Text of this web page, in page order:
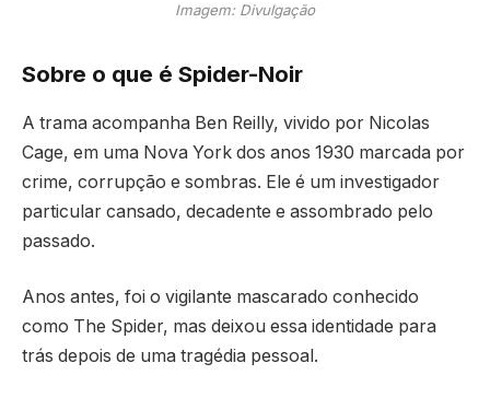
Imagem: Divulgação
Sobre o que é Spider-Noir
A trama acompanha Ben Reilly, vivido por Nicolas
Cage, em uma Nova York dos anos 1930 marcada por
crime, corrupção e sombras. Ele é um investigador
particular cansado, decadente e assombrado pelo
passado.
Anos antes, foi o vigilante mascarado conhecido
como The Spider, mas deixou essa identidade para
trás depois de uma tragédia pessoal.